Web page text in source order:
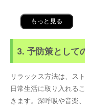
もっと見る
3. 予防策として
リラックス方法は、ス
日常生活に取り入れる
きます。深呼吸や音楽